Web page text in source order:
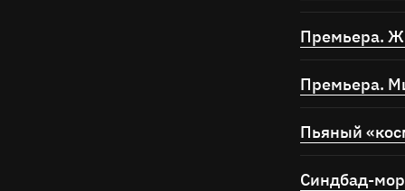
Премьера.
Премьера.
Пьяный
Синдбад-
Дамир Сайранов в спектакле «Балет